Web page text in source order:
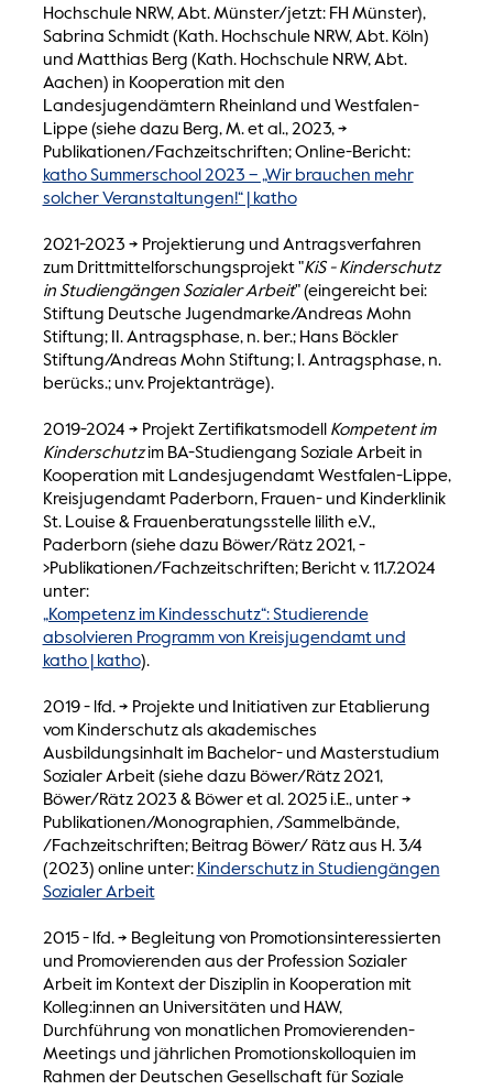
Hochschule NRW, Abt. Münster/jetzt: FH Münster),
Sabrina Schmidt (Kath. Hochschule NRW, Abt. Köln)
und Matthias Berg (Kath. Hochschule NRW, Abt.
Aachen) in Kooperation mit den
Landesjugendämtern Rheinland und Westfalen-
Lippe (siehe dazu Berg, M. et al., 2023, ->
Publikationen/Fachzeitschriften; Online-Bericht:
katho Summerschool 2023 – „Wir brauchen mehr
solcher Veranstaltungen!“ | katho
2021-2023 -> Projektierung und Antragsverfahren
zum Drittmittelforschungsprojekt "KiS - Kinderschutz
in Studiengängen Sozialer Arbeit" (eingereicht bei:
Stiftung Deutsche Jugendmarke/Andreas Mohn
Stiftung; II. Antragsphase, n. ber.; Hans Böckler
Stiftung/Andreas Mohn Stiftung; I. Antragsphase, n.
berücks.; unv. Projektanträge).
2019-2024 -> Projekt Zertifikatsmodell Kompetent im
Kinderschutzim BA-Studiengang Soziale Arbeit in
Kooperation mit Landesjugendamt Westfalen-Lippe,
Kreisjugendamt Paderborn, Frauen- und Kinderklinik
St. Louise & Frauenberatungsstelle lilith e.V.,
Paderborn (siehe dazu Böwer/Rätz 2021, -
>Publikationen/Fachzeitschriften; Bericht v. 11.7.2024
unter:
„Kompetenz im Kindesschutz“: Studierende
absolvieren Programm von Kreisjugendamt und
katho | katho).
2019 - lfd. -> Projekte und Initiativen zur Etablierung
vom Kinderschutz als akademisches
Ausbildungsinhalt im Bachelor- und Masterstudium
Sozialer Arbeit (siehe dazu Böwer/Rätz 2021,
Böwer/Rätz 2023 & Böwer et al. 2025 i.E., unter ->
Publikationen/Monographien, /Sammelbände,
/Fachzeitschriften; Beitrag Böwer/ Rätz aus H. 3/4
(2023) online unter: Kinderschutz in Studiengängen
Sozialer Arbeit
2015 - lfd. -> Begleitung von Promotionsinteressierten
und Promovierenden aus der Profession Sozialer
Arbeit im Kontext der Disziplin in Kooperation mit
Kolleg:innen an Universitäten und HAW,
Durchführung von monatlichen Promovierenden-
Meetings und jährlichen Promotionskolloquien im
Rahmen der Deutschen Gesellschaft für Soziale